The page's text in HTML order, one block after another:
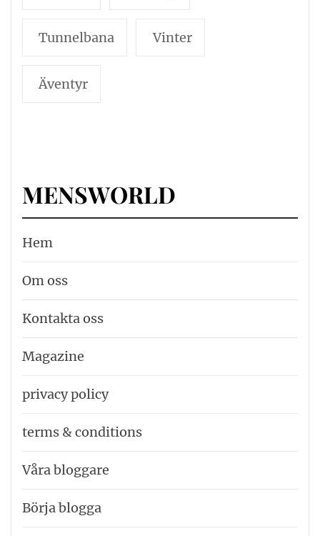
Tunnelbana Vinter
Äventyr
MENSWORLD
Hem
Om oss
Kontakta oss
Magazine
privacy policy
terms & conditions
Våra bloggare
Börja blogga